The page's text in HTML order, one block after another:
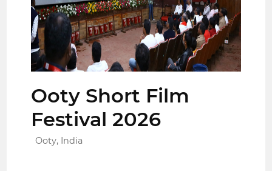
Ooty Short Film
Festival 2026
Ooty, India